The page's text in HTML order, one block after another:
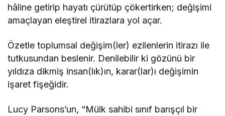
hâline getirip hayatı çürütüp çökertirken; değişimi
amaçlayan eleştirel itirazlara yol açar.
Özetle toplumsal değişim(ler) ezilenlerin itirazı ile
tutkusundan beslenir. Denilebilir ki gözünü bir
yıldıza dikmiş insan(lık)ın, karar(lar)ı değişimin
işaret fişeğidir.
Lucy Parsons’un, “Mülk sahibi sınıf barışçıl bir